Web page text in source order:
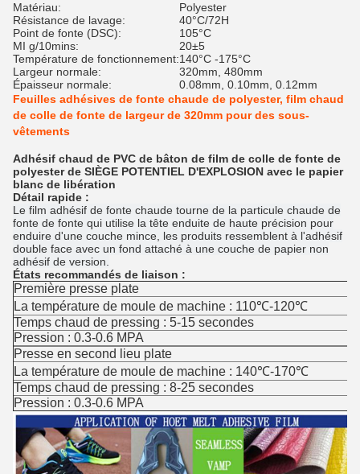
Matériau:
Polyester
Résistance de lavage:
40°C/72H
Point de fonte (DSC):
105°C
MI g/10mins:
20±5
Température de fonctionnement:140°C -175°C
Largeur normale:
320mm, 480mm
Épaisseur normale:
0.08mm, 0.10mm, 0.12mm
Feuilles adhésives de fonte chaude de polyester, film chaud
de colle de fonte de largeur de 320mm pour des sous-
vêtements
Adhésif chaud de PVC de bâton de film de colle de fonte de
polyester de SIÈGE POTENTIEL D'EXPLOSION avec le papier
blanc de libération
Détail rapide :
Le film adhésif de fonte chaude tourne de la particule chaude de
fonte de fonte qui utilise la tête enduite de haute précision pour
enduire d'une couche mince, les produits ressemblent à l'adhésif
double face avec un fond attaché à une couche de papier non
adhésif de version.
États recommandés de liaison :
Première presse plate
La température de moule de machine : 110℃-120℃
Temps chaud de pressing : 5-15 secondes
Pression : 0.3-0.6 MPA
Presse en second lieu plate
La température de moule de machine : 140℃-170℃
Temps chaud de pressing : 8-25 secondes
Pression : 0.3-0.6 MPA